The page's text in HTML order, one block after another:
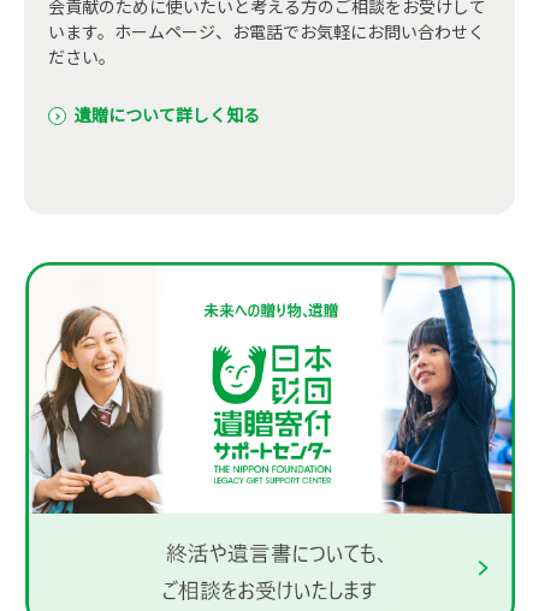
会貢献のために使いたいと考える方のご相談をお受けして
います。ホームページ、お電話でお気軽にお問い合わせく
ださい。
遺贈について詳しく知る